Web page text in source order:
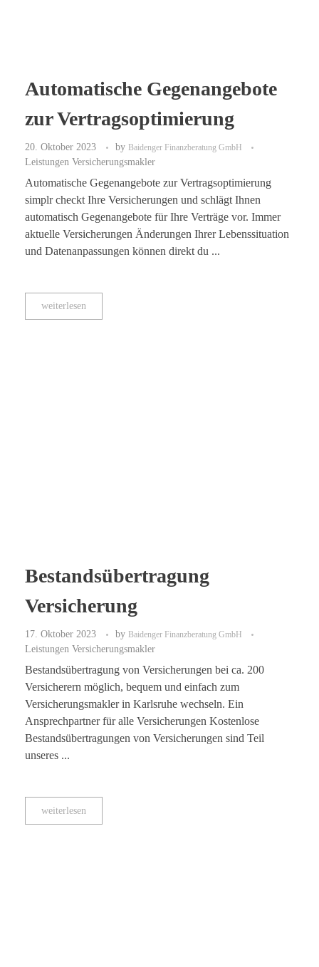
Automatische Gegenangebote
zur Vertragsoptimierung
20. Oktober 2023 by Baidenger Finanzberatung GmbH
Leistungen Versicherungsmakler
Automatische Gegenangebote zur Vertragsoptimierung
simplr checkt Ihre Versicherungen und schlägt Ihnen
automatisch Gegenangebote für Ihre Verträge vor. Immer
aktuelle Versicherungen Änderungen Ihrer Lebenssituation
und Datenanpassungen können direkt du ...
weiterlesen
Bestandsübertragung
Versicherung
17. Oktober 2023 by Baidenger Finanzberatung GmbH
Leistungen Versicherungsmakler
Bestandsübertragung von Versicherungen bei ca. 200
Versicherern möglich, bequem und einfach zum
Versicherungsmakler in Karlsruhe wechseln. Ein
Ansprechpartner für alle Versicherungen Kostenlose
Bestandsübertragungen von Versicherungen sind Teil
unseres ...
weiterlesen